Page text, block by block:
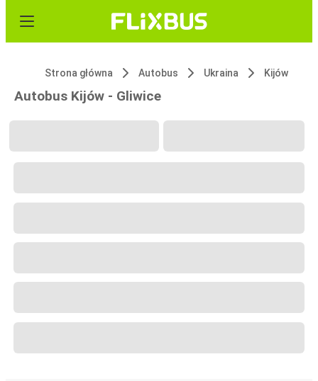
Strona główna Autobus Ukraina Kijów
Autobus Kijów - Gliwice